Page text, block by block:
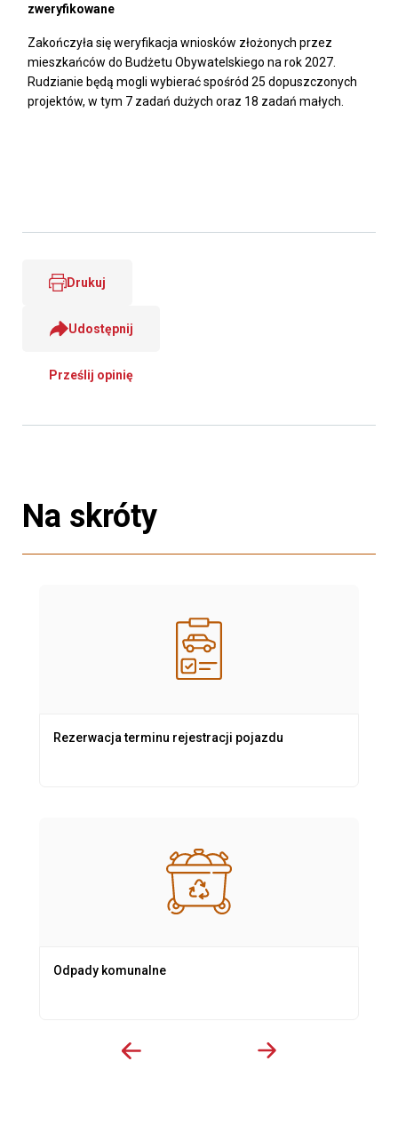
zweryfikowane
Zakończyła się weryfikacja wniosków złożonych przez
mieszkańców do Budżetu Obywatelskiego na rok 2027.
Rudzianie będą mogli wybierać spośród 25 dopuszczonych
projektów, w tym 7 zadań dużych oraz 18 zadań małych.
Drukuj
Udostępnij
Prześlij opinię
Na skróty
Rezerwacja terminu rejestracji pojazdu
Odpady komunalne